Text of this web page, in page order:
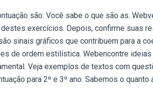
são: Você sabe o que são as.
exercícios. Depois, confirme suas
sinais gráficos que contribuem para a
de ordem estilística. Webencontre
Veja exemplos de textos com
para 2º e 3º ano. Sabemos o